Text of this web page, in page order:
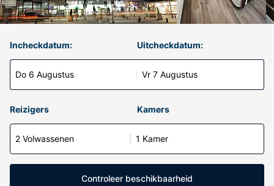
Incheckdatum:
Do 6 Augustus
Uitcheckdatum:
Vr 7 Augustus
Reizigers Kamers
2 Volwassenen 1 Kamer
Controleer beschikbaarheid